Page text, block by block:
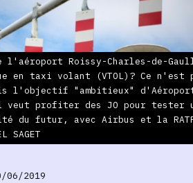
06/2019
l'aéroport Roissy-Charles-de-
en taxi volant (VTOL)? Ce n'est
l'objectif "ambitieux"
veut profiter des JO pour tester
du futur, avec Airbus et la
SAGET